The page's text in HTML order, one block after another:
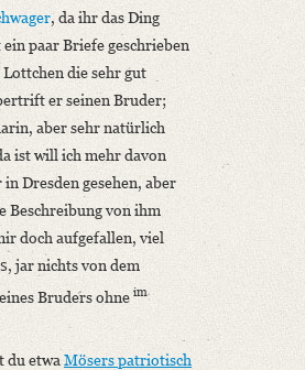
, da ihr das Ding
paar Briefe geschrieben
die sehr gut
er seinen Bruder;
aber sehr natürlich
ist will ich mehr davon
Dresden gesehen, aber
Beschreibung von ihm
doch aufgefallen, viel
, jar nichts von dem
Bruders ohne im
du etwaMöserspatriotisch